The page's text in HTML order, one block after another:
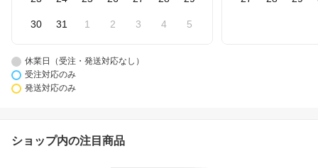
30 31 1 2 3 4 5
休業日（受注・発送対応なし）
受注対応のみ
発送対応のみ
ショップ内の注目商品